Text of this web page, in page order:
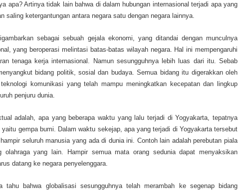
apa? Artinya tidak lain bahwa di dalam hubungan internasional terjadi apa yang
saling ketergantungan antara negara satu dengan negara lainnya.
sebagai sebuah gejala ekonomi, yang ditandai dengan munculnya
yang beroperasi melintasi batas-batas wilayah negara. Hal ini mempengaruhi
tenaga kerja internasional. Namun sesungguhnya lebih luas dari itu. Sebab
bidang politik, sosial dan budaya. Semua bidang itu digerakkan oleh
komunikasi yang telah mampu meningkatkan kecepatan dan lingkup
penjuru dunia.
adalah, apa yang beberapa waktu yang lalu terjadi di Yogyakarta, tepatnya
gempa bumi. Dalam waktu sekejap, apa yang terjadi di Yogyakarta tersebut
seluruh manusia yang ada di dunia ini. Contoh lain adalah perebutan piala
olahraga yang lain. Hampir semua mata orang sedunia dapat menyaksikan
datang ke negara penyelenggara.
tahu bahwa globalisasi sesungguhnya telah merambah ke segenap bidang